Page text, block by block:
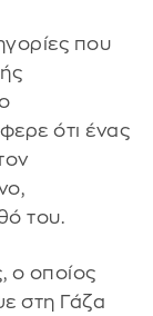
που
ότι ένας
του.
ο οποίος
στη Γάζα